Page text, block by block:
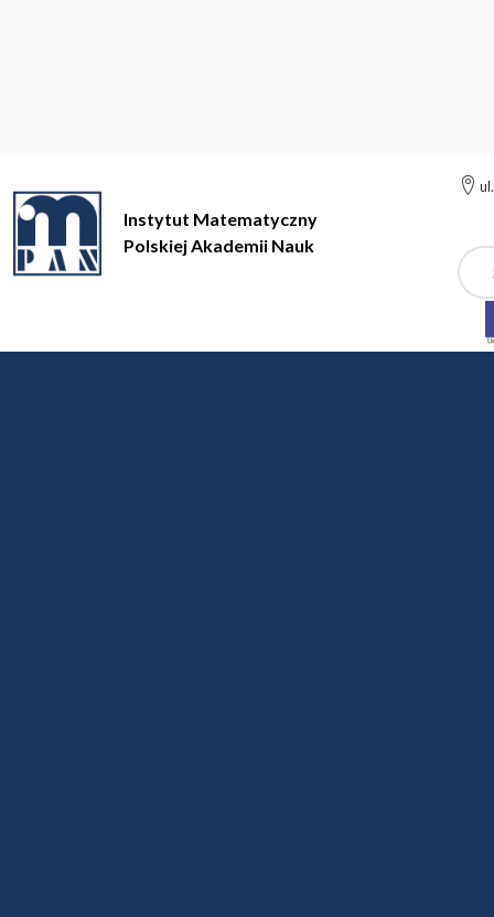
Instytut Matematyczny
Polskiej Akademii Nauk
Instytut Matematyczny Polskiej Akademii Nauk Kolokwium
2004